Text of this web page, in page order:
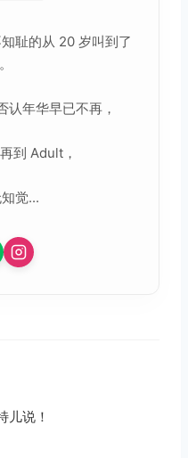
耻的从 20 岁叫到了
认年华早已不再，
到 Adult，
觉...
儿说！